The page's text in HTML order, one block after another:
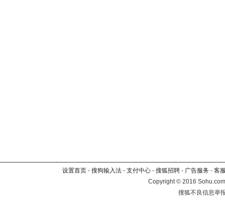
设置首页 - 搜狗输入法 - 支付中心 - 搜狐招聘 - 广告服务 - 客
Copyright©2016
搜狐不良信息举